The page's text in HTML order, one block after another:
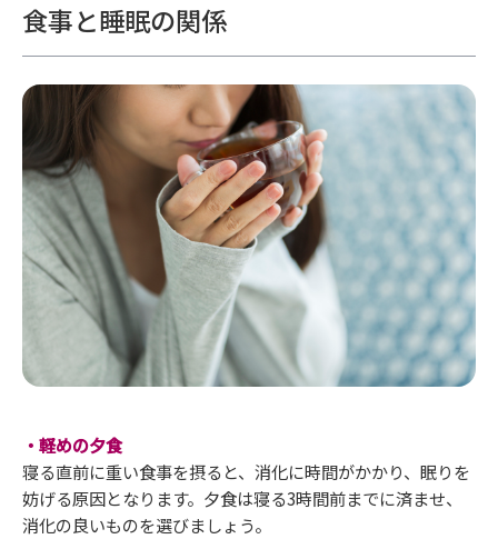
食事と睡眠の関係
・軽めの夕食
寝る直前に重い食事を摂ると、消化に時間がかかり、眠りを
妨げる原因となります。夕食は寝る3時間前までに済ませ、
消化の良いものを選びましょう。